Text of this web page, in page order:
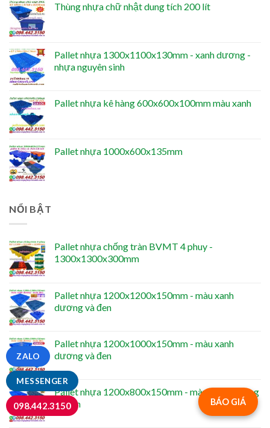
Thùng nhựa chữ nhật dung tích 200 lít
Pallet nhựa 1300x1100x130mm - xanh dương -
nhựa nguyên sinh
Pallet nhựa kê hàng 600x600x100mm màu xanh
Pallet nhựa 1000x600x135mm
NỔI BẬT
Pallet nhựa chống tràn BVMT 4 phuy -
1300x1300x300mm
Pallet nhựa 1200x1200x150mm - màu xanh
dương và đen
Pallet nhựa 1200x1000x150mm - màu xanh
dương và đen
Pallet nhựa 1200x800x150mm - màu xanh dương
và đen
BÁO GIÁ
MESSENGER
ZALO
098.442.3150